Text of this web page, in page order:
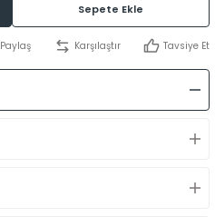
Sepete Ekle
Paylaş Karşılaştır Tavsiye Et